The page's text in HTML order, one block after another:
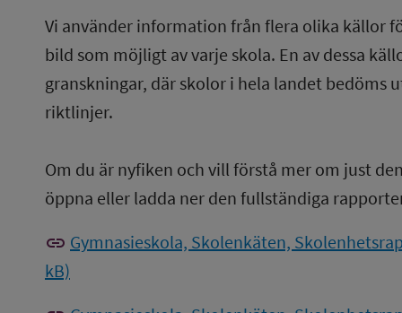
Vi använder information från flera olika källor
bild som möjligt av varje skola. En av dessa
granskningar, där skolor i hela landet bedöms
riktlinjer.
Om du är nyfiken och vill förstå mer om just
öppna eller ladda ner den fullständiga
link Gymnasieskola, Skolenkäten,
kB)